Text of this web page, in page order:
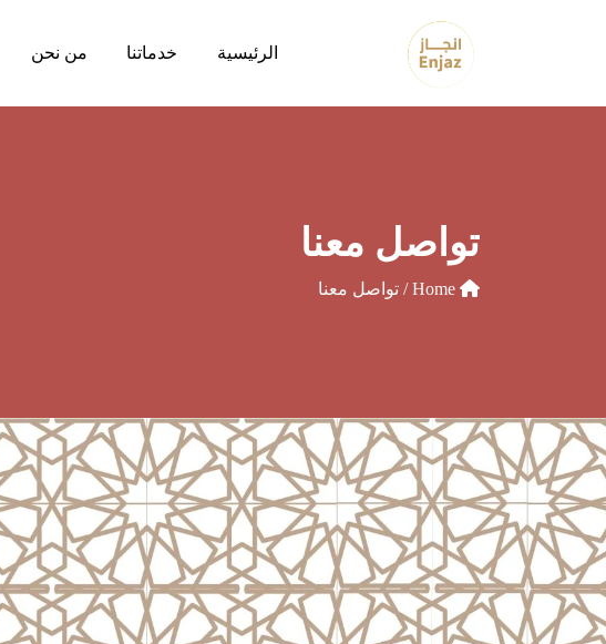
الرئيسية خدماتنا من نحن
تواصل معنا
/ تواصل معنا